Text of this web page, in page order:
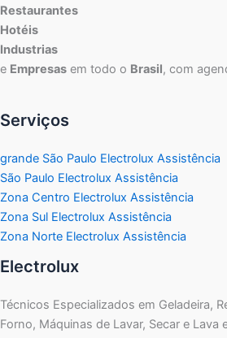
Restaurantes
Hotéis
Industrias
e Empresas em todo o Brasil, com
Serviços
grande São Paulo Electrolux Assistência
São Paulo Electrolux Assistência
Zona Centro Electrolux Assistência
Zona Sul Electrolux Assistência
Zona Norte Electrolux Assistência
Electrolux
Técnicos Especializados em Geladeira,
Forno, Máquinas de Lavar, Secar e Lava